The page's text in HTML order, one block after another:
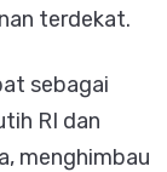
terdekat.
sebagai
RI dan
menghimbau